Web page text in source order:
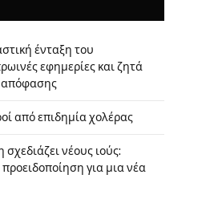
ένταξη του
εφημερίες και ζητά
απόφασης
από επιδημία χολέρας
νέους ιούς:
για μια νέα